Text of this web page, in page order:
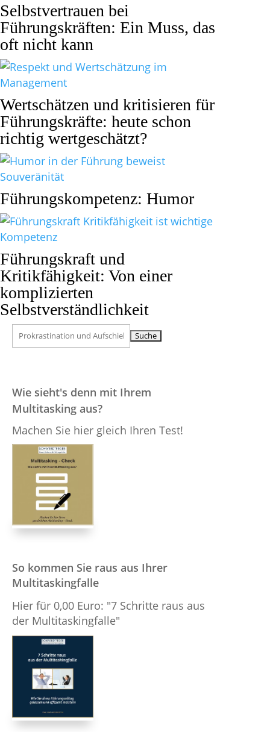
Selbstvertrauen bei
Führungskräften: Ein Muss, das
oft nicht kann
Wertschätzen und kritisieren für
Führungskräfte: heute schon
richtig wertgeschätzt?
Führungskompetenz: Humor
Führungskraft und
Kritikfähigkeit: Von einer
komplizierten
Selbstverständlichkeit
Suchen
nach:
Wie sieht's denn mit Ihrem
Multitasking aus?
Machen Sie hier gleich Ihren Test!
So kommen Sie raus aus Ihrer
Multitaskingfalle
Hier für 0,00 Euro: "7 Schritte raus aus
der Multitaskingfalle"